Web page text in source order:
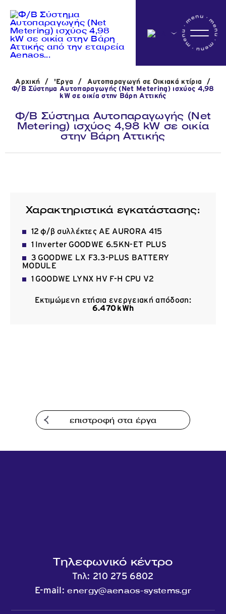
Αρχικη
Η εταιρεία
Δραστηριότητες
Νέα
Επικοινωνία
Αρχική / 'Εργα / Αυτοπαραγωγή σε Οικιακά κτίρια
/
Φ/Β Σύστημα Αυτοπαραγωγής (Net Metering) ισχύος 4,98
kW σε οικία στην Βάρη Αττικής
Φ/Β Σύστημα Αυτοπαραγωγής (Net
Metering) ισχύος 4,98 kW σε οικία
στην Βάρη Αττικής
Χαρακτηριστικά εγκατάστασης:
12 φ/β συλλέκτες ΑΕ AURORA 415
1 Inverter GOODWE 6.5KN-ET PLUS
3 GOODWE LX F3.3-PLUS BATTERY
MODULE
1 GOODWE LYNX HV F-H CPU V2
Εκτιμώμενη ετήσια ενεργειακή απόδοση:
6.470kWh
επιστροφή στα έργα
Τηλεφωνικό κέντρο
Τηλ: 210 275 6802
E-mail:energy@aenaos-systems.gr